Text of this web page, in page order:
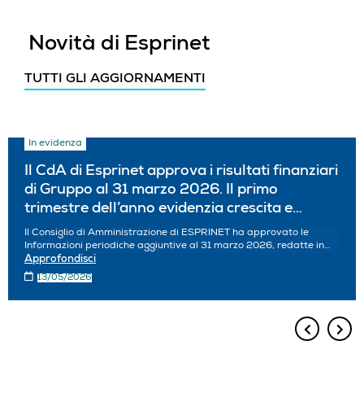
Novità di Esprinet
TUTTI GLI AGGIORNAMENTI
In evidenza
Il CdA di Esprinet approva i risultati finanziari
di Gruppo al 31 marzo 2026. Il primo
trimestre dell’anno evidenzia crescita e
capacita’ di generare stabilmente valore
Il Consiglio di Amministrazione di ESPRINET ha approvato le
Informazioni periodiche aggiuntive al 31 marzo 2026, redatte in
conformità con i principi contabili internazionali IFRS.
Approfondisci
13/05/2026